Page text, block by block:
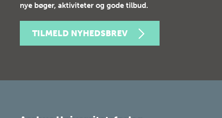
nye bøger, aktiviteter og gode tilbud.
TILMELD NYHEDSBREV